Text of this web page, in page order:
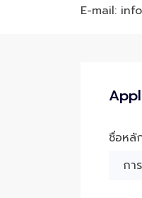
E-mail:
ชื่อหลั